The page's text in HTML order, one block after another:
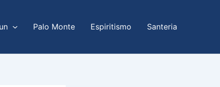
Palo Monte Espiritismo Santeria